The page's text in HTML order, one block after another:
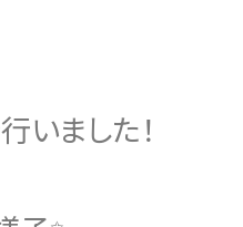
いました！